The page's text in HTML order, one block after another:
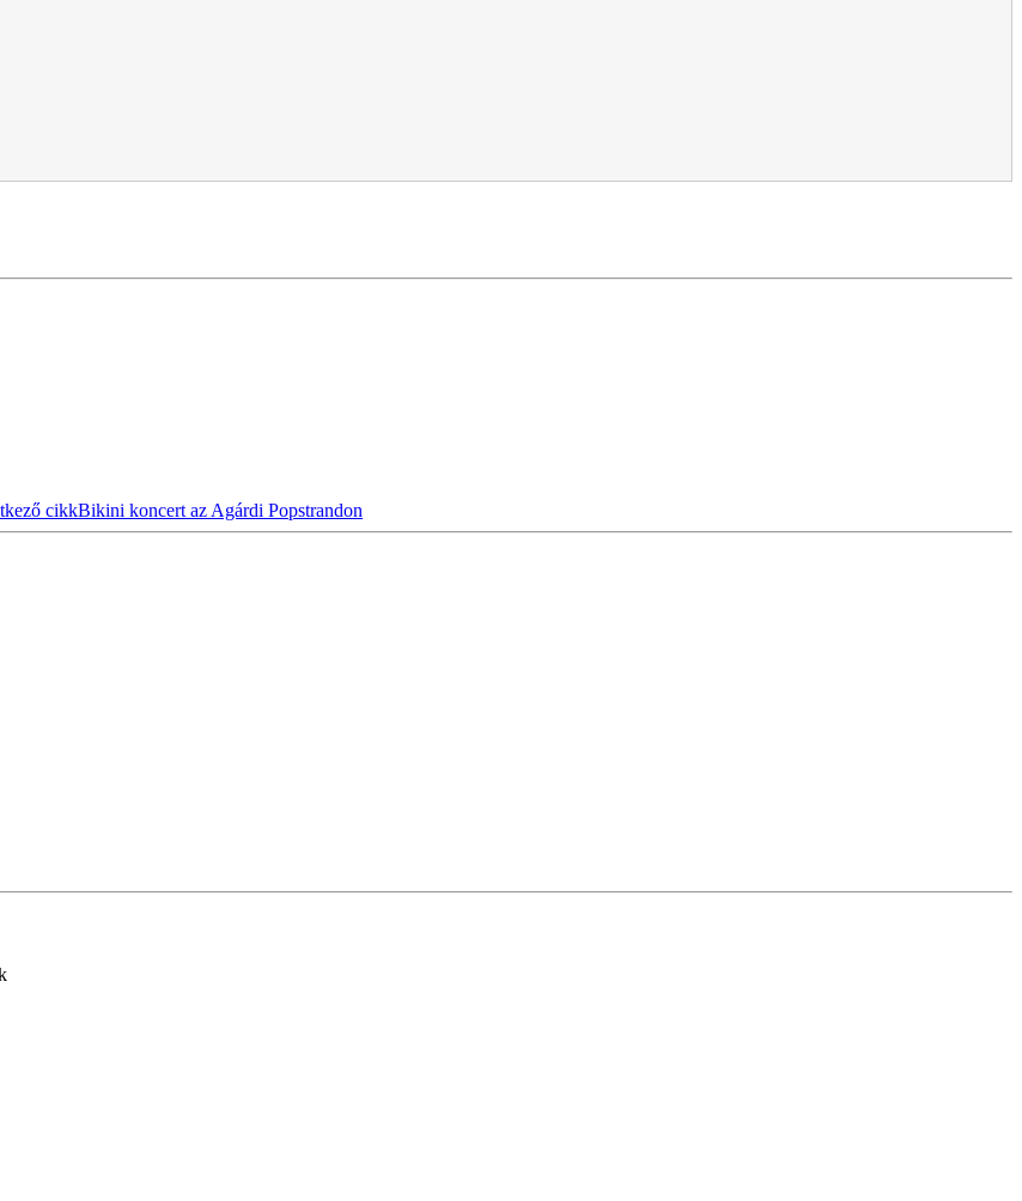
cikkBikini koncert az Agárdi Popstrandon